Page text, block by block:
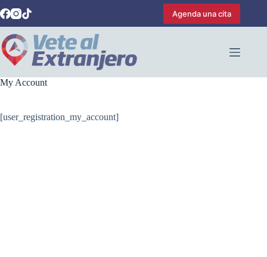
al
contenido
Agenda una cita
My Account
[user_registration_my_account]